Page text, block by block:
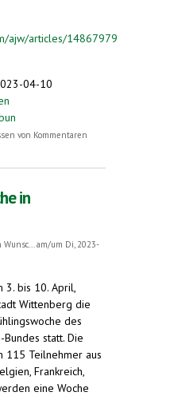
ajw/articles/14867979
04-10
glove magnate using his
von Kommentaren
in
am/um Di, 2023-
3. bis 10. April,
Wittenberg die
des
statt. Die
115 Teilnehmer aus
Frankreich,
eine Woche